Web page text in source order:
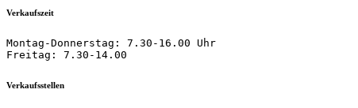
Verkaufszeit
Montag-Donnerstag: 7.30-16.00 Uhr
Freitag: 7.30-14.00
Verkaufsstellen